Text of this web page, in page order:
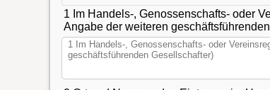
1 Im Handels-, Genossenschafts- oder
Angabe der weiteren